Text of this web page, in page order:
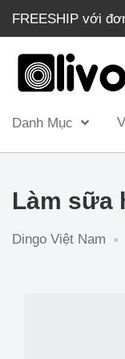
dung
FREESHIP với
Danh Mục
Làm sữa
Dingo Việt Nam